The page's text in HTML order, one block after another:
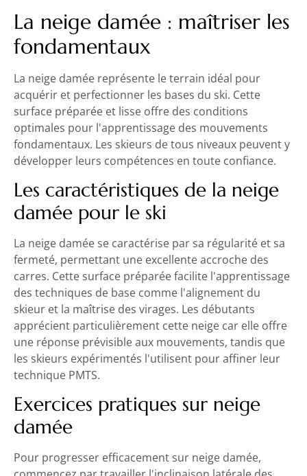
La neige damée : maîtriser les
fondamentaux
La neige damée représente le terrain idéal pour
acquérir et perfectionner les bases du ski. Cette
surface préparée et lisse offre des conditions
optimales pour l'apprentissage des mouvements
fondamentaux. Les skieurs de tous niveaux peuvent y
développer leurs compétences en toute confiance.
Les caractéristiques de la neige
damée pour le ski
La neige damée se caractérise par sa régularité et sa
fermeté, permettant une excellente accroche des
carres. Cette surface préparée facilite l'apprentissage
des techniques de base comme l'alignement du
skieur et la maîtrise des virages. Les débutants
apprécient particulièrement cette neige car elle offre
une réponse prévisible aux mouvements, tandis que
les skieurs expérimentés l'utilisent pour affiner leur
technique PMTS.
Exercices pratiques sur neige
damée
Pour progresser efficacement sur neige damée,